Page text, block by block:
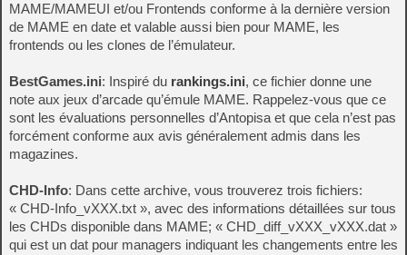
MAME/MAMEUI et/ou Frontends conforme à la dernière version
de MAME en date et valable aussi bien pour MAME, les
frontends ou les clones de l’émulateur.
BestGames.ini: Inspiré du rankings.ini, ce fichier donne une
note aux jeux d’arcade qu’émule MAME. Rappelez-vous que ce
sont les évaluations personnelles d’Antopisa et que cela n’est pas
forcément conforme aux avis généralement admis dans les
magazines.
CHD-Info: Dans cette archive, vous trouverez trois fichiers:
« CHD-Info_vXXX.txt », avec des informations détaillées sur tous
les CHDs disponible dans MAME; « CHD_diff_vXXX_vXXX.dat »
qui est un dat pour managers indiquant les changements entre les